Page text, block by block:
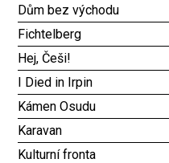
Dům bez východu
Fichtelberg
Hej, Češi!
I Died in Irpin
Kámen Osudu
Karavan
Kulturní fronta